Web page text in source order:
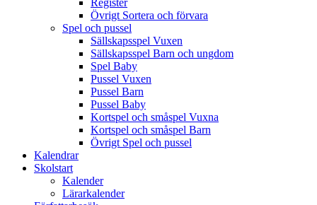
Register
Övrigt Sortera och förvara
Spel och pussel
Sällskapsspel Vuxen
Sällskapsspel Barn och ungdom
Spel Baby
Pussel Vuxen
Pussel Barn
Pussel Baby
Kortspel och småspel Vuxna
Kortspel och småspel Barn
Övrigt Spel och pussel
Kalendrar
Skolstart
Kalender
Lärarkalender